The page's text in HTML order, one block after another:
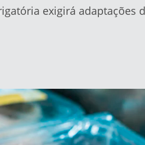
exigirá adaptações